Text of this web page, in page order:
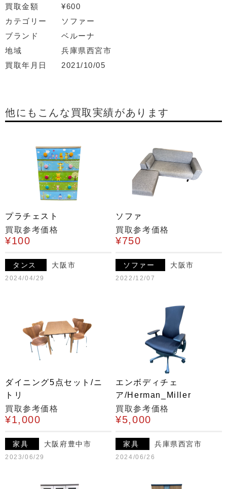
買取金額
¥600
カテゴリー
ソファー
ブランド
ベルーナ
地域
兵庫県西宮市
買取年月日
2021/10/05
他にもこんな買取実績があります
プラチェスト
買取参考価格
¥100
タンス 大阪市
2024/04/29
ソファ
買取参考価格
¥750
ソファー 大阪市
2022/12/07
ダイニング5点セット/ニ
トリ
買取参考価格
¥1,000
家具 大阪府豊中市
2023/06/29
エンボディチェ
ア/Herman_Miller
買取参考価格
¥5,000
家具 兵庫県西宮市
2024/06/26